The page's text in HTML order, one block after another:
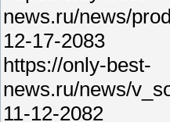
news.ru/news/
12-17-2083
https://only-best-
news.ru/news/
11-12-2082